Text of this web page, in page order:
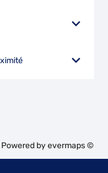
Powered byevermaps ©